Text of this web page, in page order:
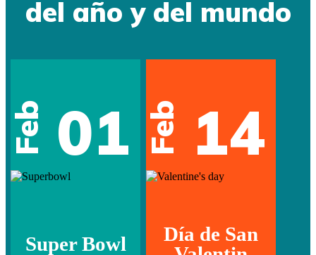
del año y del mundo
Feb 01
Super Bowl
Feb 14
Día de San